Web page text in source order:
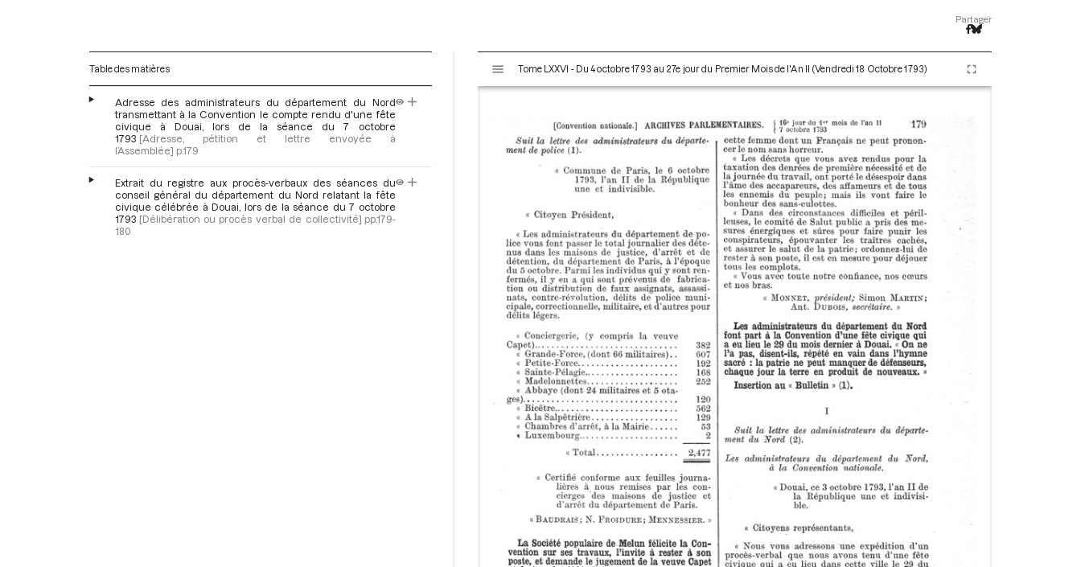
Partager
Table des matières
Adresse des administrateurs du département du Nord
transmettant à la Convention le compte rendu d'une fête
civique à Douai, lors de la séance du 7 octobre
1793 [Adresse, pétition et lettre envoyée à
l’Assemblée] p.179
Extrait du registre aux procès-verbaux des séances du
conseil général du département du Nord relatant la fête
civique célébrée à Douai, lors de la séance du 7 octobre
1793 [Délibération ou procès verbal de collectivité] pp.179-
180
s
Tome LXXVI - Du 4 octobre 1793 au 27e jour du Premier Mois de l'An II (Vendredi 18 Octobre 1793)